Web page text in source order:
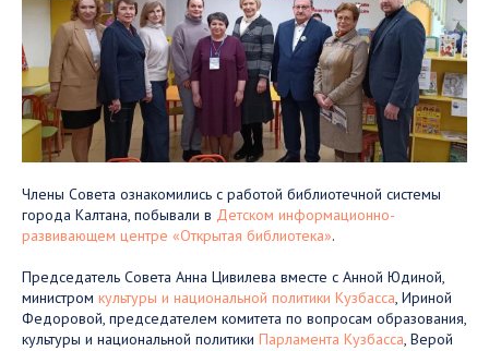
Члены Совета ознакомились с работой библиотечной системы
города Калтана, побывали в Детском информационно-
развивающем центре «Открытая библиотека».
Председатель Совета Анна Цивилева вместе с Анной Юдиной,
министром культуры и национальной политики Кузбасса, Ириной
Федоровой, председателем комитета по вопросам образования,
культуры и национальной политики Парламента Кузбасса, Верой